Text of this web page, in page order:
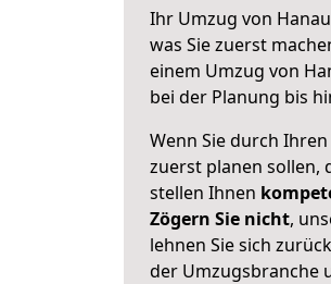
Ihr Umzug von
was Sie zuerst
einem Umzug von
bei der Planung bis
Wenn Sie durch
zuerst planen sollen,
stellen Ihnen
Zögern Sie nicht,
lehnen Sie sich
der Umzugsbranche